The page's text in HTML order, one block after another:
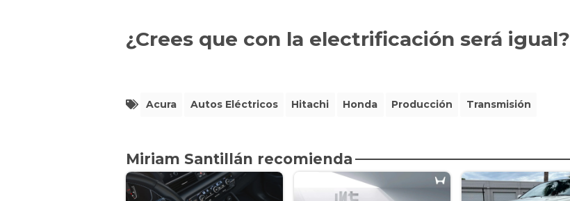
¿Crees que con la electrificación será igual?
Acura Autos Eléctricos Hitachi Honda Producción Transmisión
Miriam Santillán recomienda